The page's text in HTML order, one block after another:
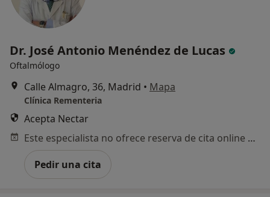
Dr. José Antonio Menéndez de Lucas
Oftalmólogo
Calle Almagro, 36, Madrid • Mapa
Clínica Rementeria
Acepta Nectar
Este especialista no ofrece reserva de cita online en esta dirección.
Pedir una cita